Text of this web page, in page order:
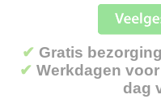
✔ Gratis
✔ Werkdagen
dag